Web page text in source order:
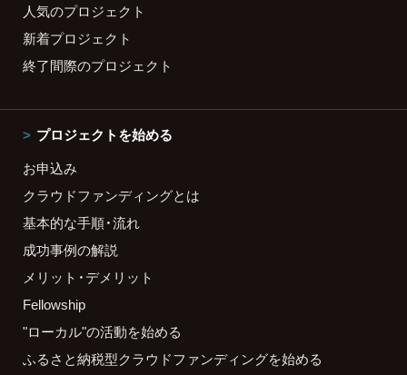
人気のプロジェクト
新着プロジェクト
終了間際のプロジェクト
プロジェクトを始める
お申込み
クラウドファンディングとは
基本的な手順・流れ
成功事例の解説
メリット・デメリット
Fellowship
"ローカル"の活動を始める
ふるさと納税型クラウドファンディングを始める